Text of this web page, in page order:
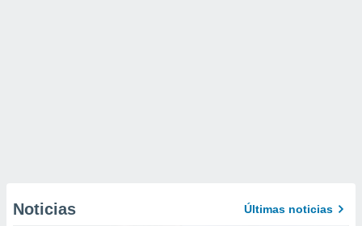
Noticias Últimas noticias